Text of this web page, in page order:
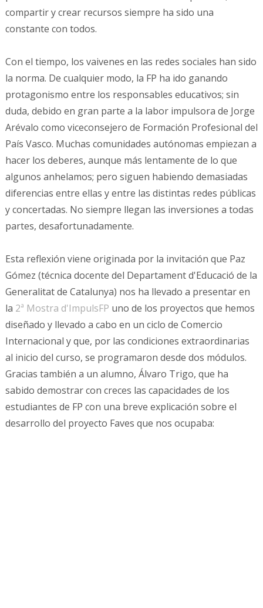
compartir y crear recursos siempre ha sido una
constante con todos.
Con el tiempo, los vaivenes en las redes sociales han sido
la norma. De cualquier modo, la FP ha ido ganando
protagonismo entre los responsables educativos; sin
duda, debido en gran parte a la labor impulsora de Jorge
Arévalo como viceconsejero de Formación Profesional del
País Vasco. Muchas comunidades autónomas empiezan a
hacer los deberes, aunque más lentamente de lo que
algunos anhelamos; pero siguen habiendo demasiadas
diferencias entre ellas y entre las distintas redes públicas
y concertadas. No siempre llegan las inversiones a todas
partes, desafortunadamente.
Esta reflexión viene originada por la invitación que Paz
Gómez (técnica docente del Departament d'Educació de la
Generalitat de Catalunya) nos ha llevado a presentar en
la 2ª Mostra d'ImpulsFP uno de los proyectos que hemos
diseñado y llevado a cabo en un ciclo de Comercio
Internacional y que, por las condiciones extraordinarias
al inicio del curso, se programaron desde dos módulos.
Gracias también a un alumno, Álvaro Trigo, que ha
sabido demostrar con creces las capacidades de los
estudiantes de FP con una breve explicación sobre el
desarrollo del proyecto Faves que nos ocupaba: